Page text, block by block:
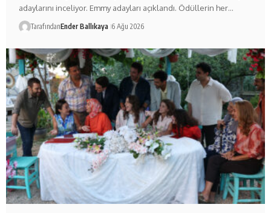
adaylarını inceliyor. Emmy adayları açıklandı. Ödüllerin her…
TarafındanEnder Ballıkaya 6 Ağu 2026